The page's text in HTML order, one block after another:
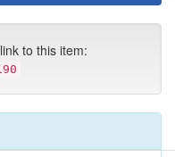
to this item: